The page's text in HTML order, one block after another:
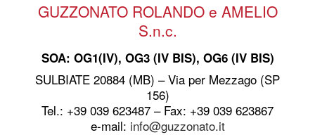
GUZZONATO ROLANDO e AMELIO
S.n.c.
SOA: OG1(IV), OG3 (IV BIS), OG6 (IV BIS)
SULBIATE 20884 (MB) – Via per Mezzago (SP
156)
Tel.: +39 039 623487 – Fax: +39 039 623867
e-mail: info@guzzonato.it